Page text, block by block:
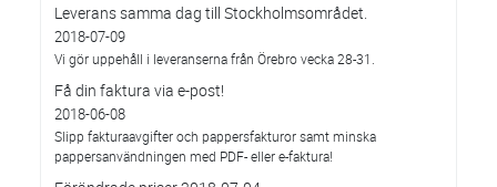
Leverans samma dag till Stockholmsområdet.
2018-07-09
Vi gör uppehåll i leveranserna från Örebro vecka 28-31.
Få din faktura via e-post!
2018-06-08
Slipp fakturaavgifter och pappersfakturor samt minska
pappersanvändningen med PDF- eller e-faktura!